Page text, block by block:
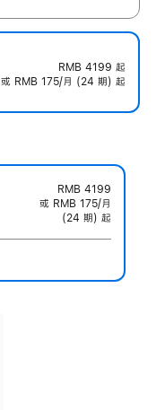
RMB 4199 起
或 RMB 175/月 (24 期) 起
RMB 4199
或 RMB 175/月
(24 期) 起